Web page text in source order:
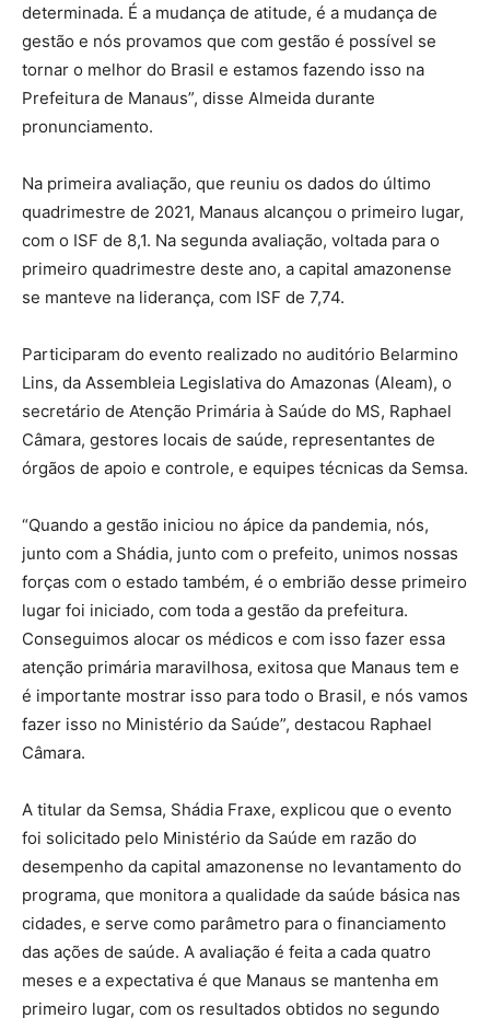
determinada. É a mudança de atitude, é a mudança de
gestão e nós provamos que com gestão é possível se
tornar o melhor do Brasil e estamos fazendo isso na
Prefeitura de Manaus”, disse Almeida durante
pronunciamento.
Na primeira avaliação, que reuniu os dados do último
quadrimestre de 2021, Manaus alcançou o primeiro lugar,
com o ISF de 8,1. Na segunda avaliação, voltada para o
primeiro quadrimestre deste ano, a capital amazonense
se manteve na liderança, com ISF de 7,74.
Participaram do evento realizado no auditório Belarmino
Lins, da Assembleia Legislativa do Amazonas (Aleam), o
secretário de Atenção Primária à Saúde do MS, Raphael
Câmara, gestores locais de saúde, representantes de
órgãos de apoio e controle, e equipes técnicas da Semsa.
“Quando a gestão iniciou no ápice da pandemia, nós,
junto com a Shádia, junto com o prefeito, unimos nossas
forças com o estado também, é o embrião desse primeiro
lugar foi iniciado, com toda a gestão da prefeitura.
Conseguimos alocar os médicos e com isso fazer essa
atenção primária maravilhosa, exitosa que Manaus tem e
é importante mostrar isso para todo o Brasil, e nós vamos
fazer isso no Ministério da Saúde”, destacou Raphael
Câmara.
A titular da Semsa, Shádia Fraxe, explicou que o evento
foi solicitado pelo Ministério da Saúde em razão do
desempenho da capital amazonense no levantamento do
programa, que monitora a qualidade da saúde básica nas
cidades, e serve como parâmetro para o financiamento
das ações de saúde. A avaliação é feita a cada quatro
meses e a expectativa é que Manaus se mantenha em
primeiro lugar, com os resultados obtidos no segundo